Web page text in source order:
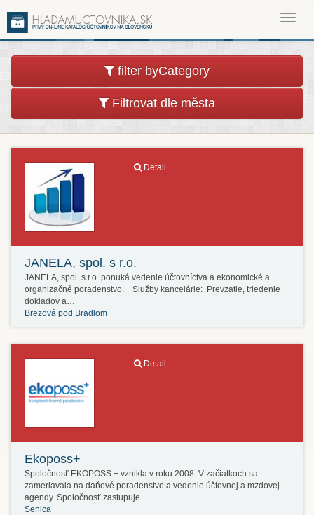
filter byCategory
Filtrovat dle města
Detail
JANELA, spol. s r.o.
JANELA, spol. s r.o. ponuká vedenie účtovníctva a ekonomické a
organizačné poradenstvo. Služby kancelárie: Prevzatie, triedenie
dokladov a…
Brezová pod Bradlom
Detail
Ekoposs+
Spoločnosť EKOPOSS + vznikla v roku 2008. V začiatkoch sa
zameriavala na daňové poradenstvo a vedenie účtovnej a mzdovej
agendy. Spoločnosť zastupuje…
Senica